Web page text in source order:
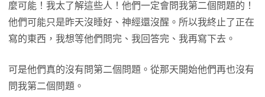
麼可能！我太了解這些人！他們一定會問我第二個問題的！
他們可能只是昨天沒睡好、神經還沒醒。所以我終止了正在
寫的東西，我想等他們問完、我回答完、我再寫下去。
可是他們真的沒有問第二個問題。從那天開始他們再也沒有
問我第二個問題。